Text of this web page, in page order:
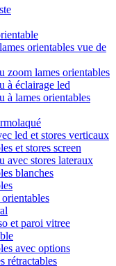
orientables vue de
zoom lames orientables
à éclairage led
à lames orientables
led et stores verticaux
et stores screen
avec stores lateraux
blanches
et paroi vitree
avec options
rétractables